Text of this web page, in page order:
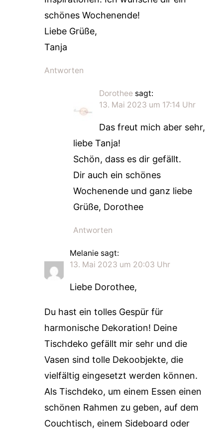
schönes Wochenende!
Liebe Grüße,
Tanja
Antworten
Dorothee sagt:
13. Mai 2023 um 17:14 Uhr
Das freut mich aber sehr,
liebe Tanja!
Schön, dass es dir gefällt.
Dir auch ein schönes
Wochenende und ganz liebe
Grüße, Dorothee
Antworten
Melanie sagt:
13. Mai 2023 um 20:03 Uhr
Liebe Dorothee,
Du hast ein tolles Gespür für
harmonische Dekoration! Deine
Tischdeko gefällt mir sehr und die
Vasen sind tolle Dekoobjekte, die
vielfältig eingesetzt werden können.
Als Tischdeko, um einem Essen einen
schönen Rahmen zu geben, auf dem
Couchtisch, einem Sideboard oder